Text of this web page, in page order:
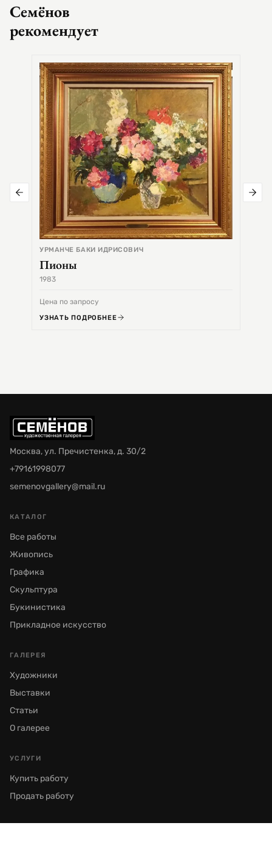
Семёнов
рекомендует
УРМАНЧЕ БАКИ ИДРИСОВИЧ
Пионы
1983
Цена по запросу
УЗНАТЬ ПОДРОБНЕЕ
Москва, ул. Пречистенка, д. 30/2
+79161998077
semenovgallery@mail.ru
КАТАЛОГ
Все работы
Живопись
Графика
Скульптура
Букинистика
Прикладное искусство
ГАЛЕРЕЯ
Художники
Выставки
Статьи
О галерее
УСЛУГИ
Купить работу
Продать работу